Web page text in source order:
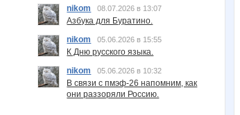
nikom
08.07.2026 в 13:07
Азбука для Буратино.
nikom
05.06.2026 в 15:55
К Дню русского языка.
nikom
05.06.2026 в 10:32
В связи с пмэф-26 напомним, как
они раззоряли Россию.